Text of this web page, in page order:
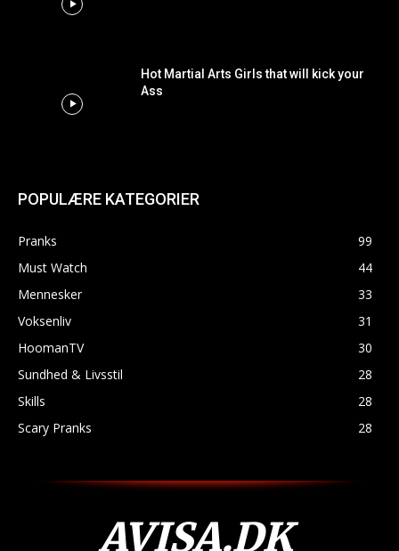
Hot Martial Arts Girls that will kick your
Ass
POPULÆRE KATEGORIER
Pranks
99
Must Watch
44
Mennesker
33
Voksenliv
31
HoomanTV
30
Sundhed & Livsstil
28
Skills
28
Scary Pranks
28
AVISA.DK